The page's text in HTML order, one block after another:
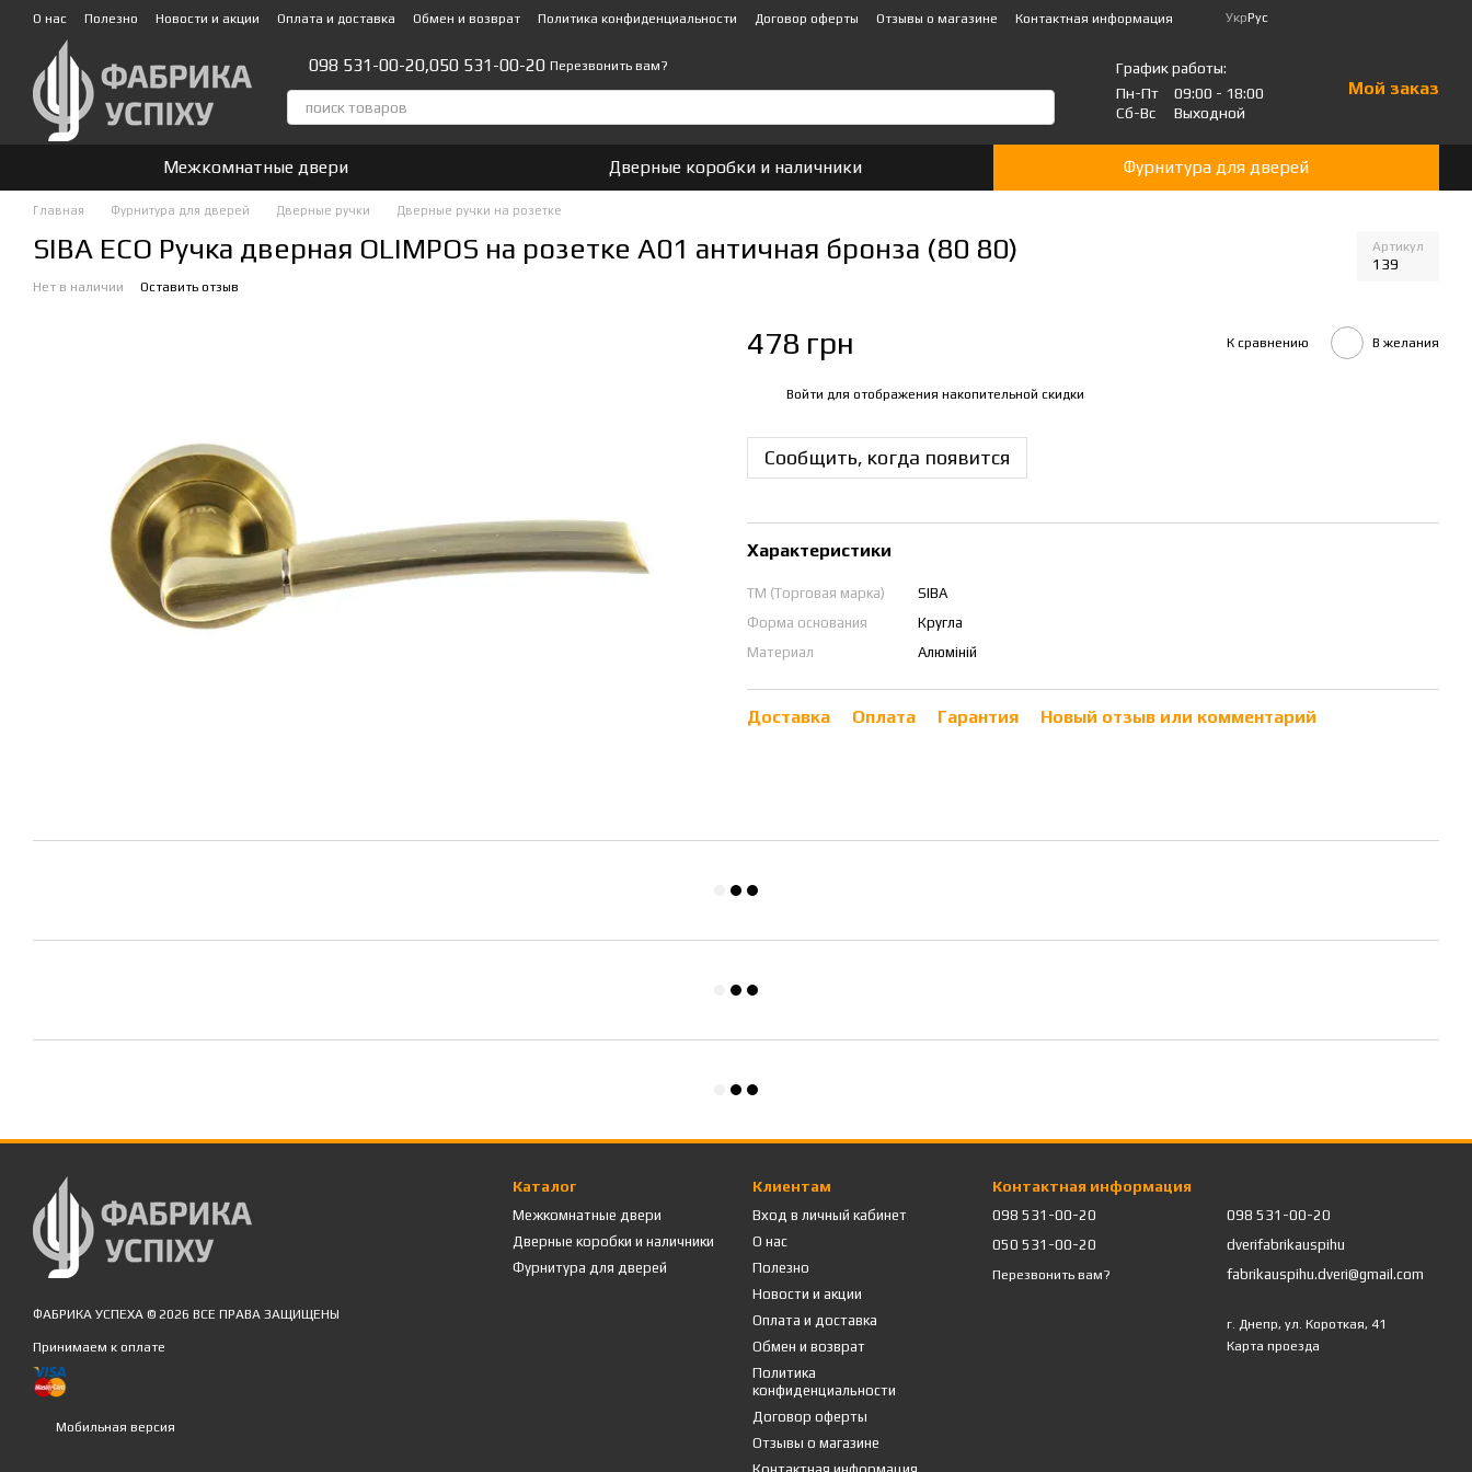
Перейти к основному контенту
О нас Полезно Новости и акции Оплата и доставка Обмен и возврат Политика конфиденциальности Договор оферты Отзывы о магазине
Контактная информация
Стать партнером!👍
УкрРус
098 531-00-20,050 531-00-20 Перезвонить вам?
График работы:
Пн-Пт
09:00 - 18:00
Сб-Вс
Выходной
Мой заказ
Межкомнатные двери Дверные коробки и наличники Фурнитура для дверей
Главная Фурнитура для дверей Дверные ручки Дверные ручки на розетке
SIBA ECO Ручка дверная OLIMPOS на розетке А01 античная бронза (80 80) Артикул
139
Нет в наличии Оставить отзыв
478 грн К сравнению В желания
Войти для отображения накопительной скидки
Сообщить, когда появится
Характеристики
ТМ (Торговая марка)
SIBA
Форма основания
Кругла
Материал
Алюміній
Доставка Оплата Гарантия Новый отзыв или комментарий
ФАБРИКА УСПЕХА © 2026 ВСЕ ПРАВА ЗАЩИЩЕНЫ
Принимаем к оплате
Мобильная версия
Каталог
Межкомнатные двери
Дверные коробки и наличники
Фурнитура для дверей
Клиентам
Вход в личный кабинет
О нас
Полезно
Новости и акции
Оплата и доставка
Обмен и возврат
Политика
конфиденциальности
Договор оферты
Отзывы о магазине
Контактная информация
098 531-00-20
050 531-00-20
Перезвонить вам?
098 531-00-20
dverifabrikauspihu
fabrikauspihu.dveri@gmail.com
г. Днепр, ул. Короткая, 41
Карта проезда